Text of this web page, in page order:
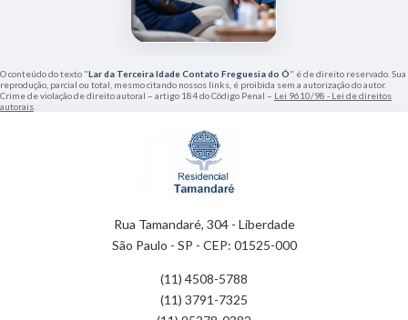
O conteúdo do texto "Lar da Terceira Idade Contato Freguesia do Ó" é de direito reservado. Sua
reprodução, parcial ou total, mesmo citando nossos links, é proibida sem a autorização do autor.
Crime de violação de direito autoral – artigo 184 do Código Penal – Lei 9610/98 - Lei de direitos
autorais
Rua Tamandaré, 304 - Liberdade
São Paulo - SP - CEP: 01525-000
(11) 4508-5788
(11) 3791-7325